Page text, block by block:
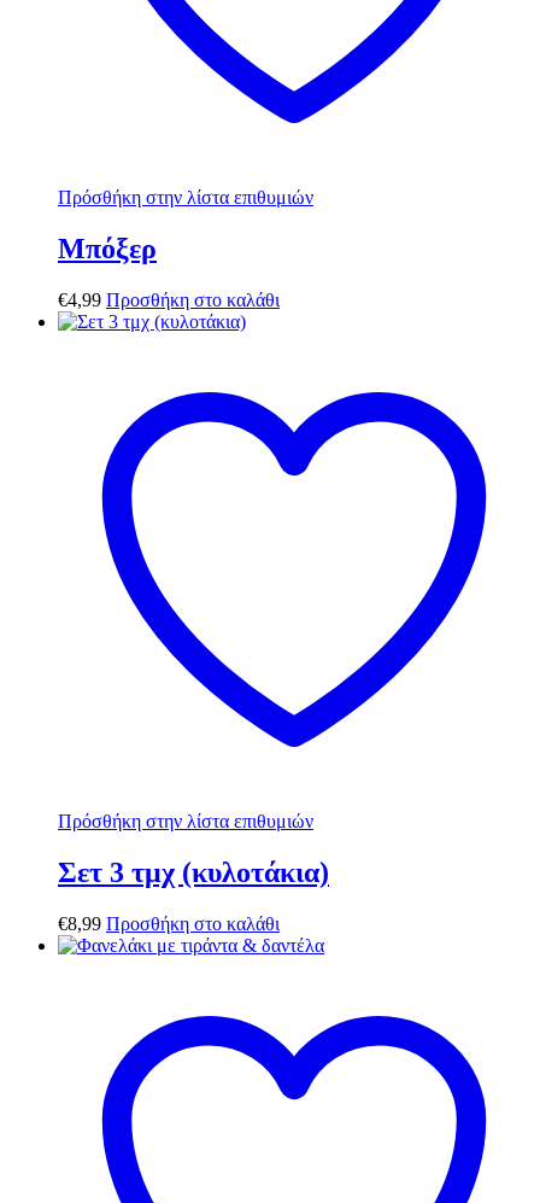
Πρόσθήκη στην λίστα επιθυμιών
Μπόξερ
€4,99 Προσθήκη στο καλάθι
Πρόσθήκη στην λίστα επιθυμιών
Σετ 3 τμχ (κυλοτάκια)
€8,99 Προσθήκη στο καλάθι